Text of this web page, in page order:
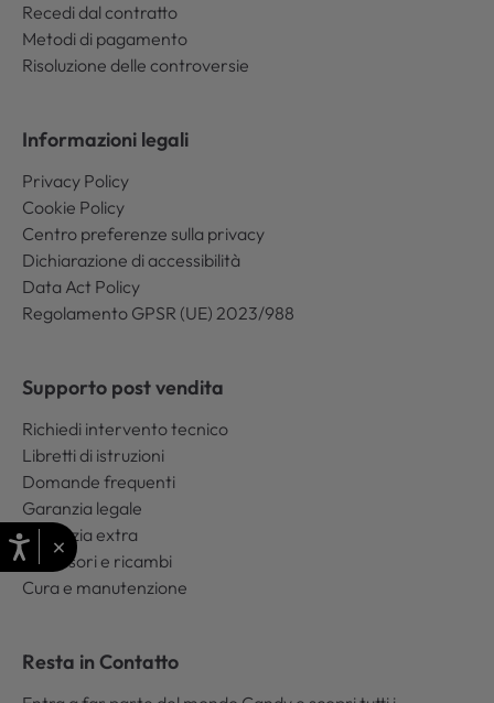
Recedi dal contratto
Metodi di pagamento
Risoluzione delle controversie
Informazioni legali
Privacy Policy
Cookie Policy
Centro preferenze sulla privacy
Dichiarazione di accessibilità
Data Act Policy
Regolamento GPSR (UE) 2023/988
Supporto post vendita
Richiedi intervento tecnico
Libretti di istruzioni
Domande frequenti
Garanzia legale
Garanzia extra
Accessori e ricambi
Cura e manutenzione
Resta in Contatto
×